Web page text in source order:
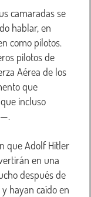
camaradas se
hablar, en
como pilotos.
pilotos de
Aérea de los
que
incluso
que Adolf Hitler
en una
después de
hayan caído en